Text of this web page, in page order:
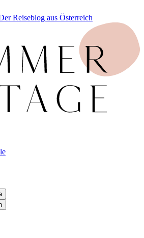
Reiseblog aus Österreich